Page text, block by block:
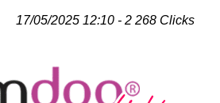
17/05/2025 12:10 - 2 268 Clicks